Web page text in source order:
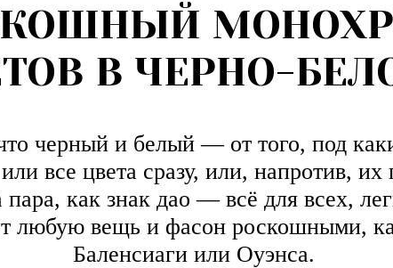
В ЧЕРНО-
черный и белый — от того, под
все цвета сразу, или, напротив, их
как знак дао — всё для всех,
любую вещь и фасон роскошными,
Баленсиаги или Оуэнса.